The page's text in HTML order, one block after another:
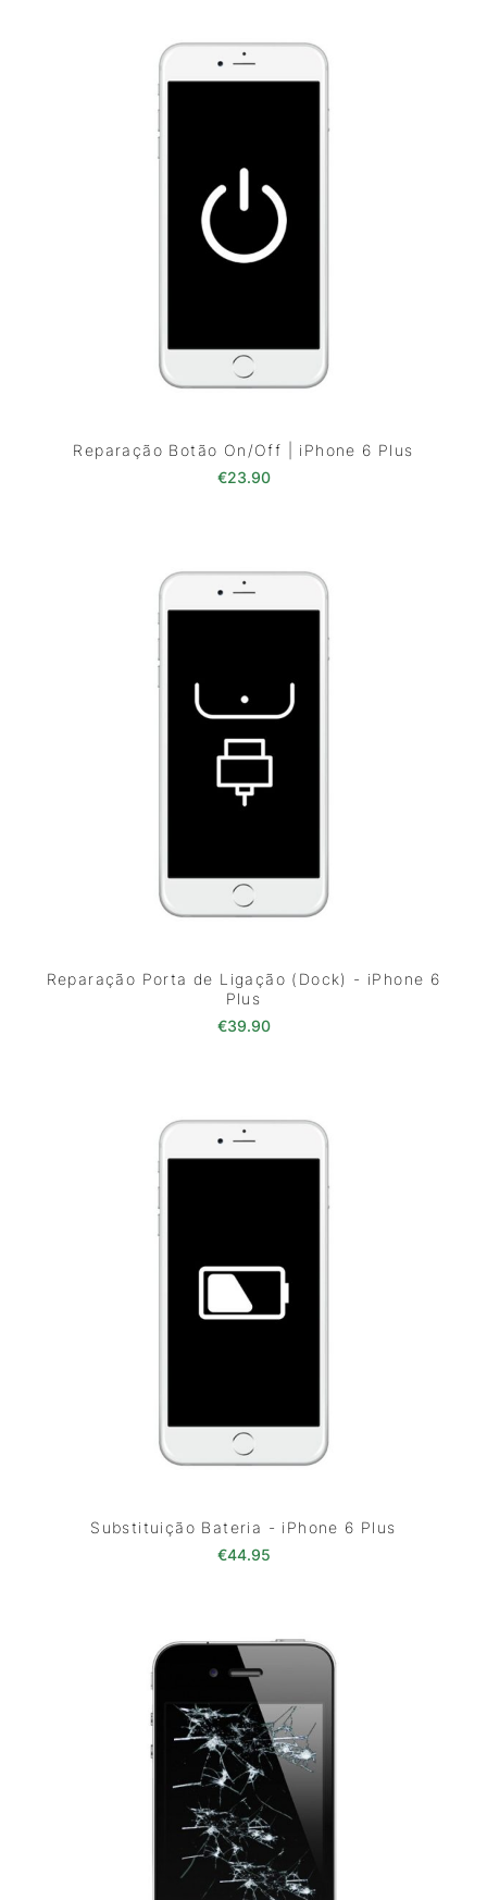
Reparação Botão On/Off | iPhone 6 Plus
€23.90
Reparação Porta de Ligação (Dock) - iPhone 6
Plus
€39.90
Substituição Bateria - iPhone 6 Plus
€44.95